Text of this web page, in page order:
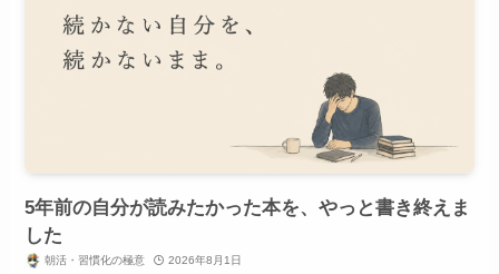
5年前の自分が読みたかった本を、やっと書き終えま
した
朝活・習慣化の極意 2026年8月1日